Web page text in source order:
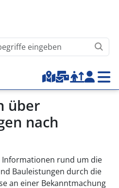
durchsuchen
Top-Menu
über
nach
Informationen rund um die
Bauleistungen durch die
an einer Bekanntmachung